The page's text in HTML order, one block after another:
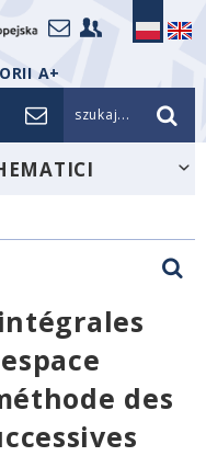
A+
szukaj...
des